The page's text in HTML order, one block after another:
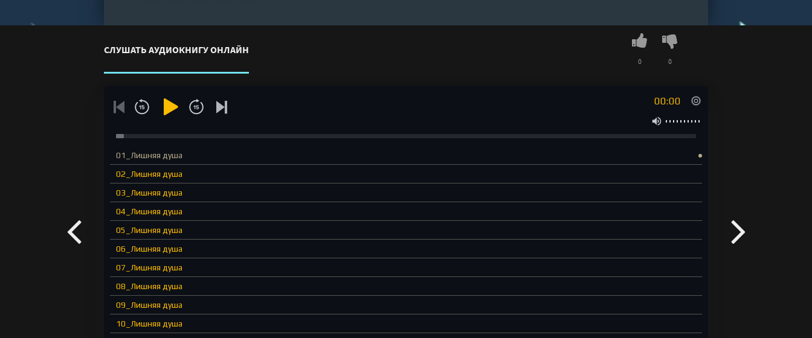
СЛУШАТЬ АУДИОКНИГУ ОНЛАЙН
0 0
00:00
01_Лишняя душа
02_Лишняя душа
03_Лишняя душа
04_Лишняя душа
05_Лишняя душа
06_Лишняя душа
07_Лишняя душа
08_Лишняя душа
09_Лишняя душа
10_Лишняя душа